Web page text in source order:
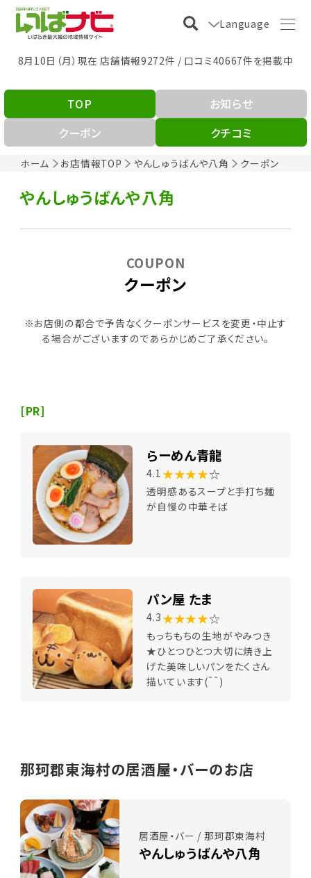
Language
8月10日（月）現在 店舗情報9272件 / 口コミ40667件を掲載中
ホーム お店情報TOP やんしゅうばんや八角 クーポン
TOP
お知らせ
クーポン
クチコミ
やんしゅうばんや八角
クーポン
COUPON
※お店側の都合で予告なくクーポンサービスを変更・中止す
る場合がございますのであらかじめご了承ください。
[PR]
らーめん青龍
4.1 ★★★★☆
透明感あるスープと手打ち麺
が自慢の中華そば
パン屋 たま
4.3 ★★★★☆
もっちもちの生地がやみつき
★ひとつひとつ大切に焼き上
げた美味しいパンをたくさん
描いています(＾＾)
那珂郡東海村の居酒屋・バーのお店
居酒屋・バー / 那珂郡東海村
やんしゅうばんや八角